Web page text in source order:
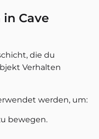
Cave
die du
Verhalten
werden, um:
bewegen.